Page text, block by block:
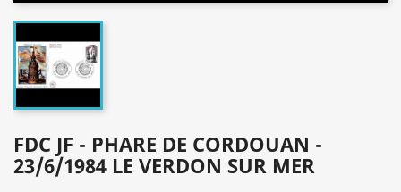
FDC JF - PHARE DE CORDOUAN -
23/6/1984 LE VERDON SUR MER